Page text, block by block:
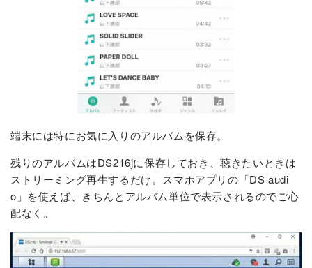
端末には特にお気に入りのアルバムを保存。
残りのアルバムはDS216jに保存しておき、聴きたいときは
ストリーミング再生するだけ。スマホアプリの「DS audi
o」を使えば、きちんとアルバム単位で表示されるのでご心
配なく。